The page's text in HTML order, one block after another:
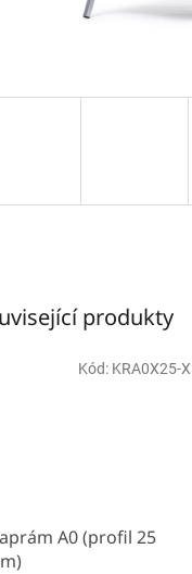
produkty
A0 (profil 25
Kód: KRA0X25-X